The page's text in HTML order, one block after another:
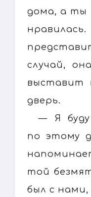
дома, а ты
случай,
выставит
дверь.
— Я буду
по этому
той
был с